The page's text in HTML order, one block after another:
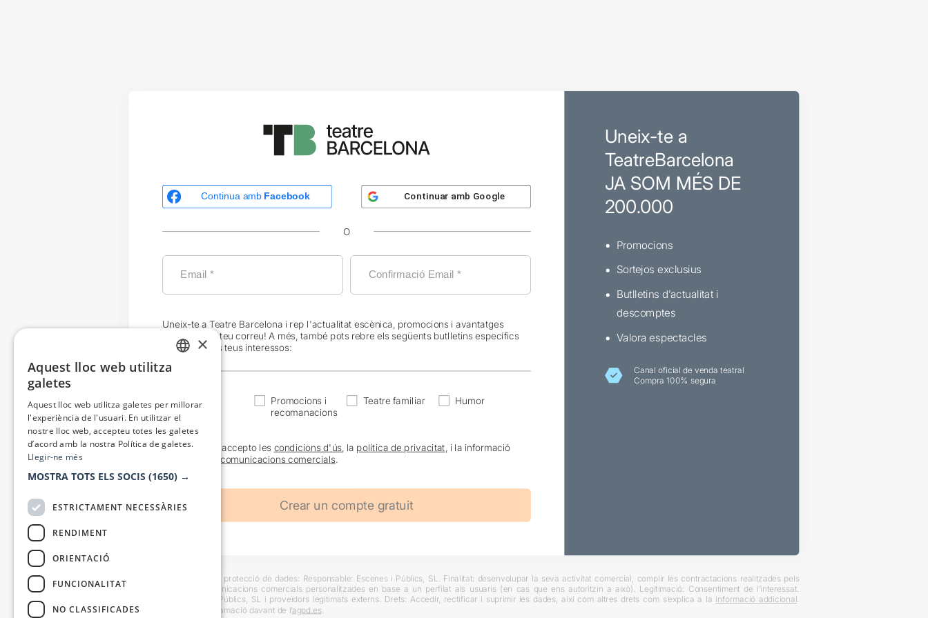
Continua amb Facebook Continuar amb Google
O
Uneix-te a Teatre Barcelona i rep l'actualitat escènica, promocions i avantatges
exclusives al teu correu! A més, també pots rebre els següents butlletins específics
en funció dels teus interessos:
Actualitat
Promocions i
recomanacions
Teatre familiar Humor
He llegit i accepto les condicions d'ús , la política de privacitat , i la informació
comunicacions comercials.
Uneix-te a
TeatreBarcelona
JA SOM MÉS DE
200.000
Promocions
Sortejos exclusius
Butlletins d’actualitat i
descomptes
Valora espectacles
Canal oficial de venda teatral
Compra 100% segura
Informació bàsica sobre protecció de dades: Responsable: Escenes i Públics, SL. Finalitat: desenvolupar la seva activitat comercial, complir les contractacions realitzades pels
usuaris i trametre comunicacions comercials personalitzades en base a un perfilat als usuaris (en cas que ens autoritzin a això). Legitimació: Consentiment de l’interessat.
Destinataris: Escenes i Públics, SL i proveïdors legitimats externs. Drets: Accedir, rectificar i suprimir les dades, així com altres drets com s’explica a la informació addicional
També es pot instar reclamació davant de l’agpd.es
×
Aquest lloc web utilitza
galetes
Aquest lloc web utilitza galetes per millorar
l'experiència de l'usuari. En utilitzar el
nostre lloc web, accepteu totes les galetes
d’acord amb la nostra Política de galetes.
Llegir-ne més
MOSTRA TOTS ELS SOCIS (1650) →
ESTRICTAMENT NECESSÀRIES
RENDIMENT
ORIENTACIÓ
FUNCIONALITAT
NO CLASSIFICADES